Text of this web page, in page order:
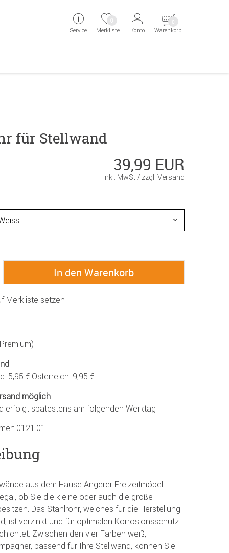
Service Merkliste
0
Konto Warenkorb
0
für Stellwand
39,99 EUR
inkl. MwSt / zzgl. Versand
Merkliste setzen
5,95 € Österreich: 9,95 €
möglich
erfolgt spätestens am folgenden Werktag
0121.01
aus dem Hause Angerer Freizeitmöbel
ob Sie die kleine oder auch die große
Das Stahlrohr, welches für die Herstellung
ist verzinkt und für optimalen Korrosionsschutz
Zwischen den vier Farben weiß,
passend für Ihre Stellwand, können Sie